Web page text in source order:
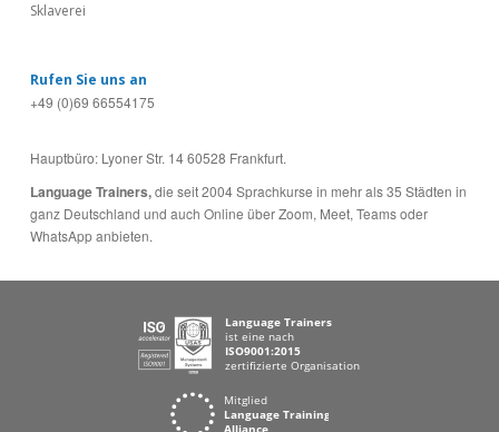
Sklaverei
Rufen Sie uns an
+49 (0)69 66554175
Hauptbüro: Lyoner Str. 14 60528 Frankfurt.
Language Trainers,die seit 2004 Sprachkurse in mehr als 35 Städten in
ganz Deutschland und auch Online über Zoom, Meet, Teams oder
WhatsApp anbieten.